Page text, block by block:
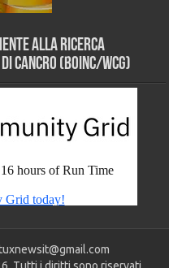
alla ricerca
(BOINC/WCG)